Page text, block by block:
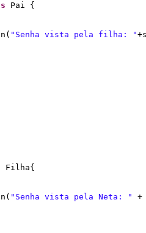
Pai {
"Senha vista pela filha: "
Filha{
"Senha vista pela Neta: "
+